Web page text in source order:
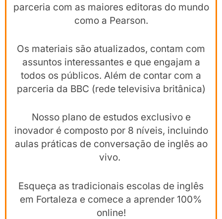
parceria com as maiores editoras do mundo
como a Pearson.
Os materiais são atualizados, contam com
assuntos interessantes e que engajam a
todos os públicos. Além de contar com a
parceria da BBC (rede televisiva britânica)
Nosso plano de estudos exclusivo e
inovador é composto por 8 níveis, incluindo
aulas práticas de conversação de inglês ao
vivo.
Esqueça as tradicionais escolas de inglês
em Fortaleza e comece a aprender 100%
online!